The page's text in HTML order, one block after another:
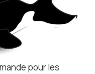
pour les